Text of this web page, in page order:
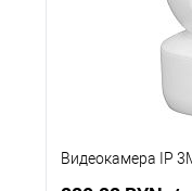
Видеокамера IP